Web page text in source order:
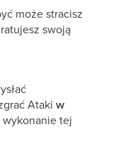
może stracisz
swoją
Ataki w
tej